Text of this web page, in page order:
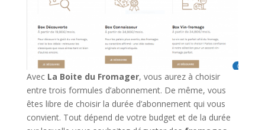
Avec La Boite du Fromager, vous aurez à choisir
entre trois formules d’abonnement. De même, vous
êtes libre de choisir la durée d’abonnement qui vous
convient. Tout dépend de votre budget et de la durée